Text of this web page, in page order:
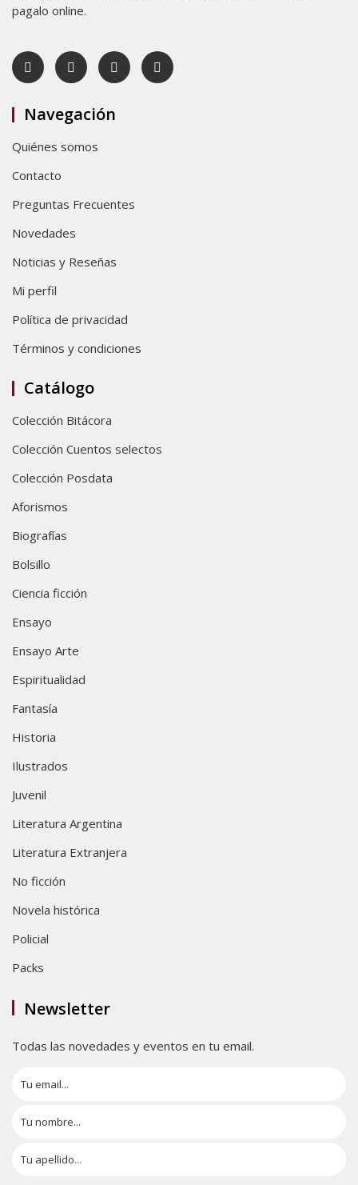
pagalo online.
Navegación
Quiénes somos
Contacto
Preguntas Frecuentes
Novedades
Noticias y Reseñas
Mi perfil
Política de privacidad
Términos y condiciones
Catálogo
Colección Bitácora
Colección Cuentos selectos
Colección Posdata
Aforismos
Biografías
Bolsillo
Ciencia ficción
Ensayo
Ensayo Arte
Espiritualidad
Fantasía
Historia
Ilustrados
Juvenil
Literatura Argentina
Literatura Extranjera
No ficción
Novela histórica
Policial
Packs
Newsletter
Todas las novedades y eventos en tu email.